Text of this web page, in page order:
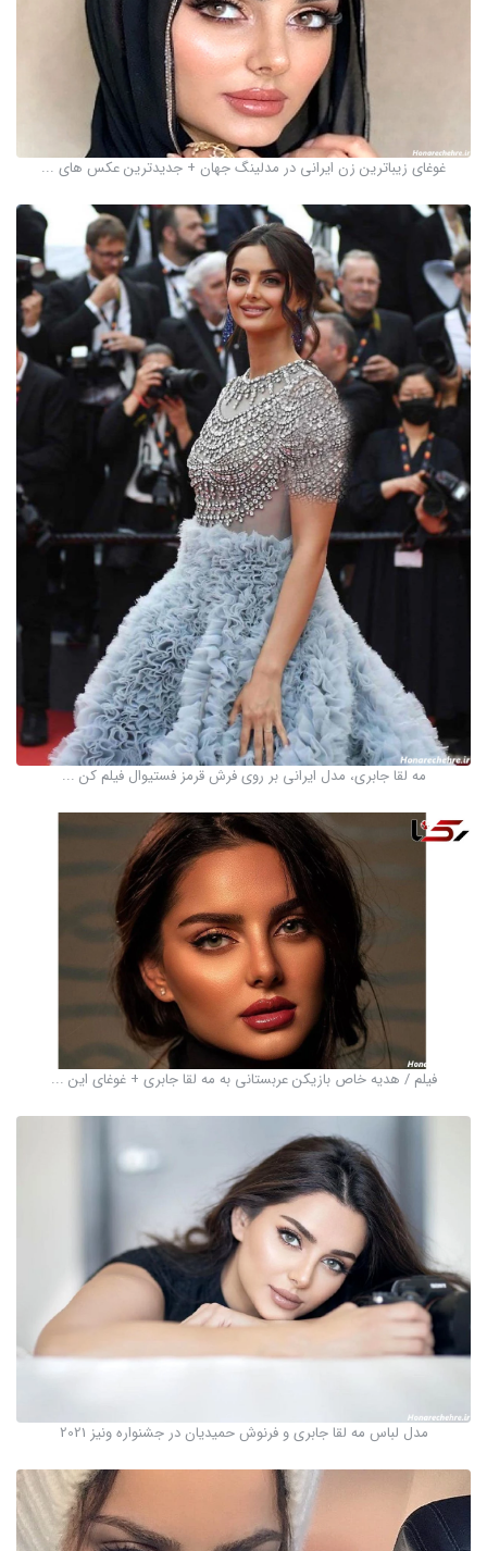
غوغای زیباترین زن ایرانی در مدلینگ جهان + جدیدترین عکس های ...
مه لقا جابری، مدل ایرانی بر روی فرش قرمز‌ فستیوال فیلم ‌کن ...
فیلم / هدیه خاص بازیکن عربستانی به مه لقا جابری + غوغای این ...
مدل لباس مه لقا جابری و فرنوش حمیدیان در جشنواره ونیز 2021